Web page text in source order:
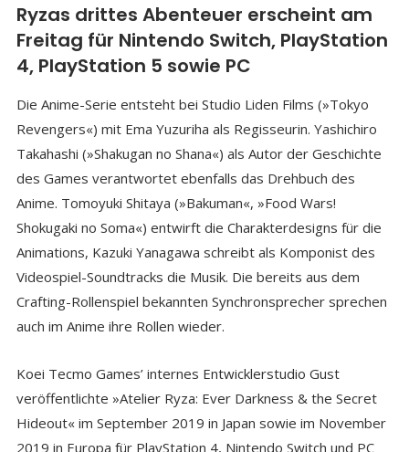
Ryzas drittes Abenteuer erscheint am
Freitag für Nintendo Switch, PlayStation
4, PlayStation 5 sowie PC
Die Anime-Serie entsteht bei Studio Liden Films (»Tokyo
Revengers«) mit Ema Yuzuriha als Regisseurin. Yashichiro
Takahashi (»Shakugan no Shana«) als Autor der Geschichte
des Games verantwortet ebenfalls das Drehbuch des
Anime. Tomoyuki Shitaya (»Bakuman«, »Food Wars!
Shokugaki no Soma«) entwirft die Charakterdesigns für die
Animations, Kazuki Yanagawa schreibt als Komponist des
Videospiel-Soundtracks die Musik. Die bereits aus dem
Crafting-Rollenspiel bekannten Synchronsprecher sprechen
auch im Anime ihre Rollen wieder.
Koei Tecmo Games’ internes Entwicklerstudio Gust
veröffentlichte »Atelier Ryza: Ever Darkness & the Secret
Hideout« im September 2019 in Japan sowie im November
2019 in Europa für PlayStation 4, Nintendo Switch und PC